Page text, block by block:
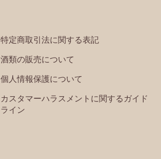
特定商取引法に関する表記
酒類の販売について
個人情報保護について
カスタマーハラスメントに関するガイド
ライン